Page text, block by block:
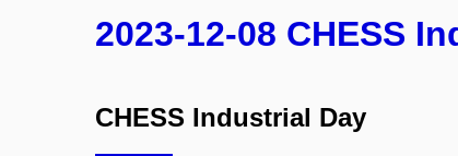
2023-12-08 CHESS
CHESS Industrial Day